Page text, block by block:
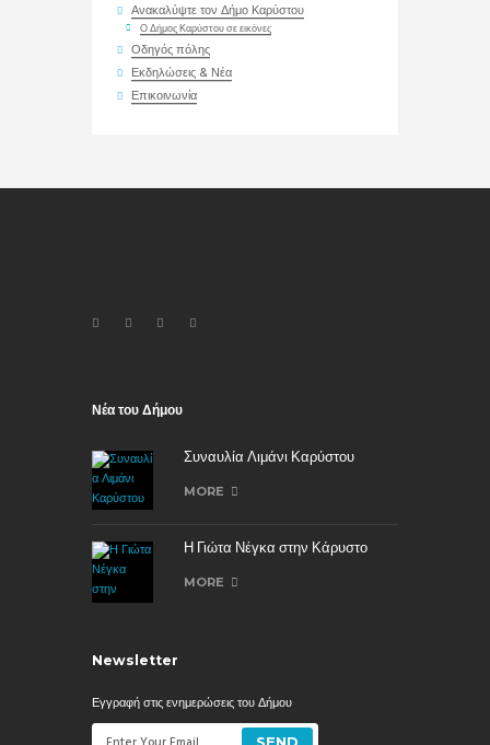
Ανακαλύψτε τον Δήμο Καρύστου
Ο Δήμος Καρύστου σε εικόνες
Οδηγός πόλης
Εκδηλώσεις & Νέα
Επικοινωνία
Νέα του Δήμου
Συναυλία Λιμάνι Καρύστου
MORE
Η Γιώτα Νέγκα στην Κάρυστο
MORE
Newsletter
Εγγραφή στις ενημερώσεις του Δήμου